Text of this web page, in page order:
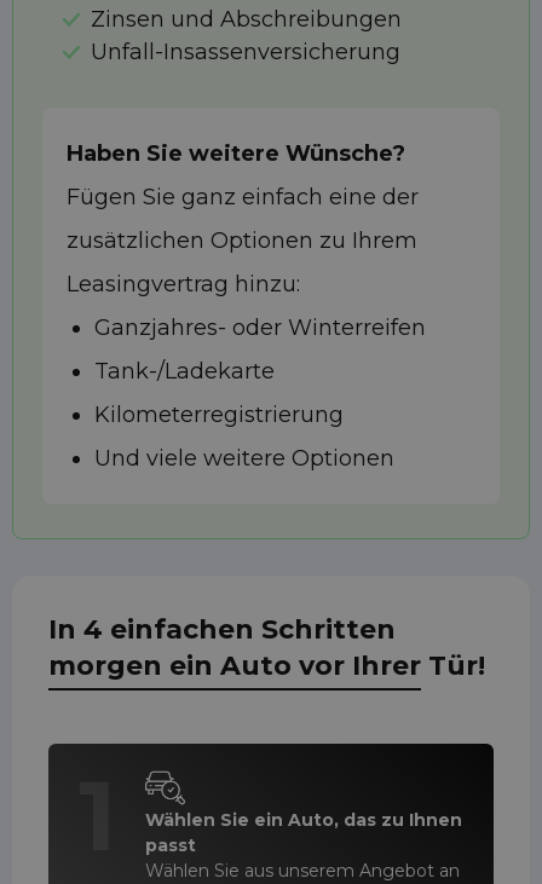
Zinsen und Abschreibungen
Unfall-Insassenversicherung
Haben Sie weitere Wünsche?
Fügen Sie ganz einfach eine der
zusätzlichen Optionen zu Ihrem
Leasingvertrag hinzu:
Ganzjahres- oder Winterreifen
Tank-/Ladekarte
Kilometerregistrierung
Und viele weitere Optionen
In 4 einfachen Schritten
morgen ein Auto vor Ihrer Tür!
Wählen Sie ein Auto, das zu Ihnen
passt
Wählen Sie aus unserem Angebot an